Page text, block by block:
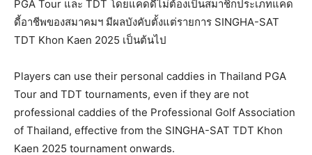
PGA Tour และ TDT โดยแคดดี้ไม่ต้องเป็นสมาชิกประเภทแคด
ดี้อาชีพของสมาคมฯ มีผลบังคับตั้งแต่รายการ SINGHA-SAT
TDT Khon Kaen 2025 เป็นต้นไป
Players can use their personal caddies in Thailand PGA
Tour and TDT tournaments, even if they are not
professional caddies of the Professional Golf Association
of Thailand, effective from the SINGHA-SAT TDT Khon
Kaen 2025 tournament onwards.